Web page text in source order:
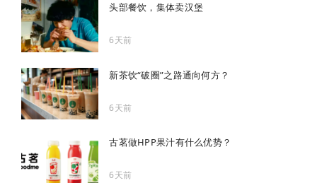
头部餐饮，集体卖汉堡
6天前
新茶饮“破圈”之路通向何方？
6天前
古茗做HPP果汁有什么优势？
6天前